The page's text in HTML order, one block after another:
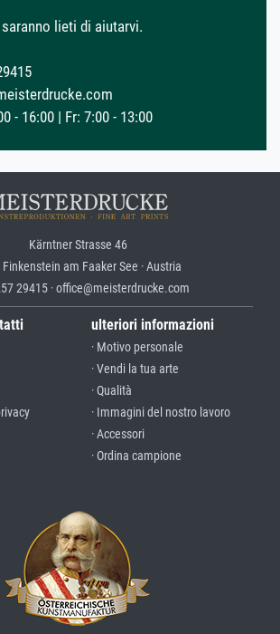
lieti di aiutarvi.
- 16:00 | Fr: 7:00 - 13:00
Kärntner Strasse 46
am Faaker See · Austria
29415 · office@meisterdrucke.com
ulteriori informazioni
· Motivo personale
· Vendi la tua arte
· Qualità
· Immagini del nostro lavoro
· Accessori
· Ordina campione